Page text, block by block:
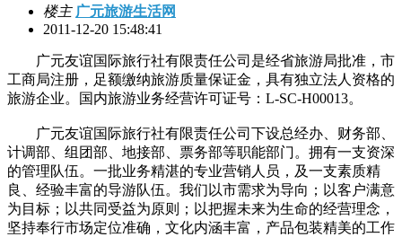
楼主 广元旅游生活网
2011-12-20 15:48:41
广元友谊国际旅行社有限责任公司是经省旅游局批准，市
工商局注册，足额缴纳旅游质量保证金，具有独立法人资格的
旅游企业。国内旅游业务经营许可证号：L-SC-H00013。
广元友谊国际旅行社有限责任公司下设总经办、财务部、
计调部、组团部、地接部、票务部等职能部门。拥有一支资深
的管理队伍。一批业务精湛的专业营销人员，及一支素质精
良、经验丰富的导游队伍。我们以市需求为导向；以客户满意
为目标；以共同受益为原则；以把握未来为生命的经营理念，
坚持奉行市场定位准确，文化内涵丰富，产品包装精美的工作